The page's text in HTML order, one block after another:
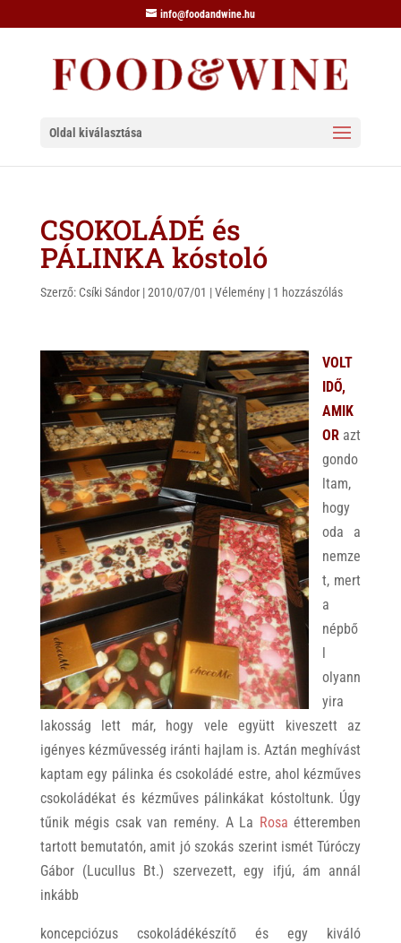
info@foodandwine.hu
Oldal kiválasztása
CSOKOLÁDÉ és
PÁLINKA kóstoló
Szerző: Csíki Sándor|2010/07/01 |Vélemény| 1 hozzászólás
VOLT
IDŐ,
AMIK
ORazt
gondo
ltam,
hogy
oda a
nemze
t, mert
a
népbő
l
olyann
yira
lakosság lett már, hogy vele együtt kiveszett az
igényes kézművesség iránti hajlam is. Aztán meghívást
kaptam egy pálinka és csokoládé estre, ahol kézműves
csokoládékat és kézműves pálinkákat kóstoltunk. Úgy
tűnik mégis csak van remény. A La Rosa étteremben
tartott bemutatón, amit jó szokás szerint ismét Túróczy
Gábor (Lucullus Bt.) szervezett, egy ifjú, ám annál
inkább
koncepciózus csokoládékészítő és egy kiváló